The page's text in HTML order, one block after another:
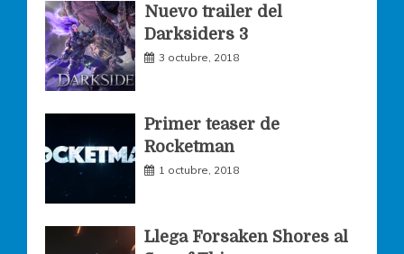
m
Nuevo trailer del
Darksiders 3
3 octubre, 2018
Primer teaser de
Rocketman
1 octubre, 2018
Llega Forsaken Shores al